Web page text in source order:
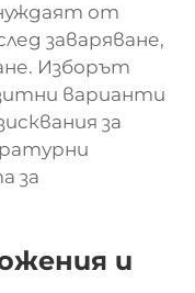
от
заваряване,
Изборът
варианти
за
за
и